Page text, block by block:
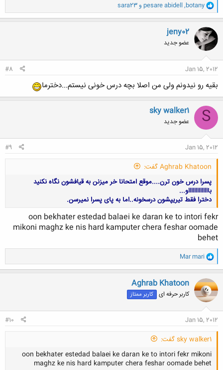
و
ا
ک
ن
ش
ه
ا
botany
,
pesare abidell وsara23
jeny02
عضو جدید
Jan 15, 2012
#8
بقیه رو نیدونم ولی من اصلا بچه درس خونی نیستم...دخترما
S
sky walker1
عضو جدید
Jan 15, 2012
#9
Aghrab Khatoon گفت:
پسرا درس خون ترن....موقع امتحانا خر میزنن به قیافشون نگاه نکنید
بااااااااااااااو...
دخترا فقط تیریپشون درسخونه..اما به پای پسرا نمیرسن.
کلیک کنید تا باز شود...
oon bekhater estedad balaei ke daran ke to intori fekr
mikoni maghz ke nis hard kamputer chera feshar oomade
behet
و
ا
ک
ن
ش
ه
ا
Mar mari
Aghrab Khatoon
کاربر حرفه ای کاربر ممتاز
Jan 15, 2012
#10
sky walker1 گفت:
oon bekhater estedad balaei ke daran ke to intori fekr mikoni
maghz ke nis hard kamputer chera feshar oomade behet